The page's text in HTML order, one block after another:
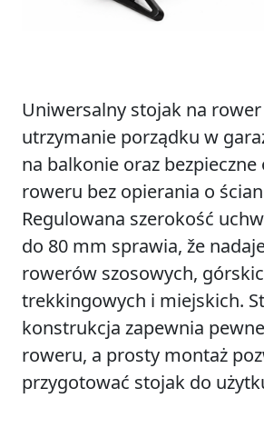
Uniwersalny stojak na rower
utrzymanie porządku w
na balkonie oraz
roweru bez opierania o
Regulowana szerokość
do 80 mm sprawia, že
rowerów szosowych,
trekkingowych i miejskich.
konstrukcja zapewnia
roweru, a prosty montaż
przygotować stojak do